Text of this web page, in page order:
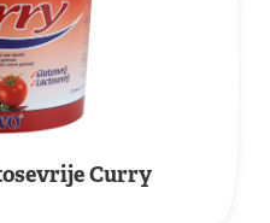
Curry